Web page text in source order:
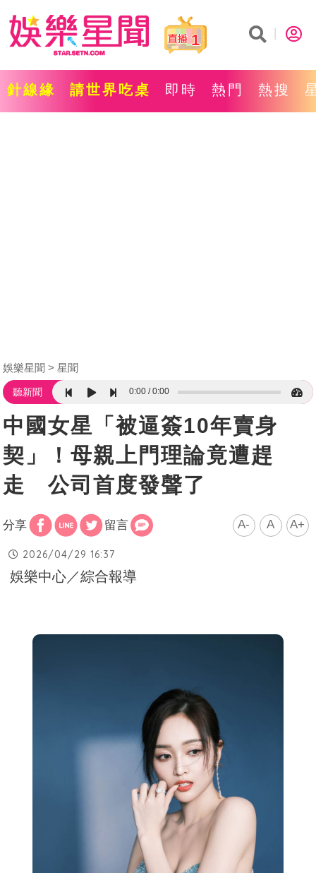
1
針線緣 請世界吃桌 即時 熱門 熱搜
娛樂星聞 星聞
聽新聞 0:00 0:00
中國女星「被逼簽10年賣身
契」！母親上門理論竟遭趕
走 公司首度發聲了
分享 留言 A- A A+
2026/04/29 16:37
娛樂中心／綜合報導